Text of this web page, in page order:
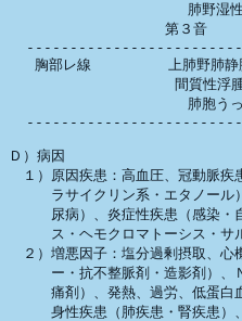
　 肺野湿
第３音    　　　　　
胸部レ線　　 　   上肺野肺
間質性浮
肺胞うっ血、
Ｄ）病因
１）原因疾患：高血圧、冠動脈疾
ラサイクリン系・エタノール）
尿病）、炎症性疾患（感染・自
ス・ヘモクロマトーシス・サル
２）増悪因子：塩分過剰摂取、心
ー・抗不整脈剤・造影剤）、Ｎ
痛剤）、発熱、過労、低蛋白血
身性疾患（肺疾患・腎疾患）、